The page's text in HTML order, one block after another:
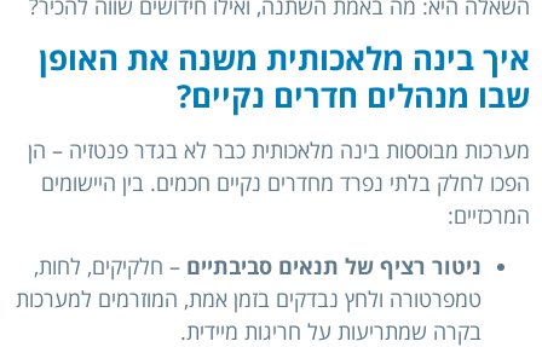
השאלה היא: מה באמת השתנה, ואילו חידושים שווה להכיר?
איך בינה מלאכותית משנה את האופן
שבו מנהלים חדרים נקיים?
מערכות מבוססות בינה מלאכותית כבר לא בגדר פנטזיה – הן
הפכו לחלק בלתי נפרד מחדרים נקיים חכמים. בין היישומים
המרכזיים:
ניטור רציף של תנאים סביבתיים – חלקיקים, לחות,
טמפרטורה ולחץ נבדקים בזמן אמת, המוזרמים למערכות
בקרה שמתריעות על חריגות מיידית.